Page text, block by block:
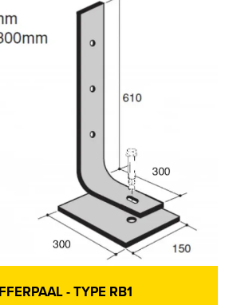
- TYPE RB1